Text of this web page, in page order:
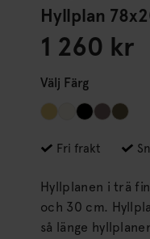
Hyllplan
1 260 kr
Välj Färg
Fri frakt
Hyllplanen i trä
och 30 cm. Hyllplanen passar med tråd- och plexgavlar från String System
så länge hyllplanen och